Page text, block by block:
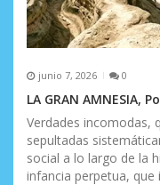
junio 7, 2026 0
LA GRAN AMNESIA,
Verdades incomodas,
sepultadas
social a lo largo de la
infancia perpetua, que